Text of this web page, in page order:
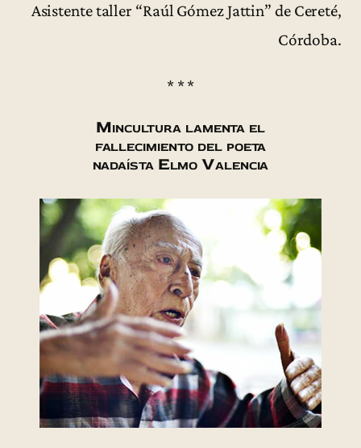
Asistente taller “Raúl Gómez Jattin” de Cereté,
Córdoba.
* * *
Mincultura lamenta el
fallecimiento del poeta
nadaísta Elmo Valencia